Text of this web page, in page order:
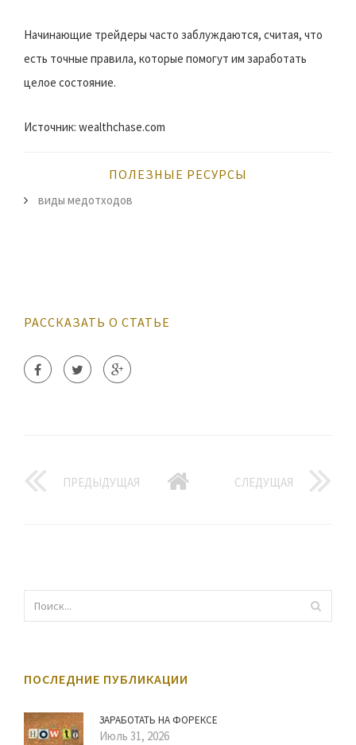
Начинающие трейдеры часто заблуждаются, считая, что
есть точные правила, которые помогут им заработать
целое состояние.
Источник: wealthchase.com
ПОЛЕЗНЫЕ РЕСУРСЫ
виды медотходов
РАССКАЗАТЬ О СТАТЬЕ
ПРЕДЫДУЩАЯ СЛЕДУЩАЯ
ПОСЛЕДНИЕ ПУБЛИКАЦИИ
ЗАРАБОТАТЬ НА ФОРЕКСЕ
Июль 31, 2026